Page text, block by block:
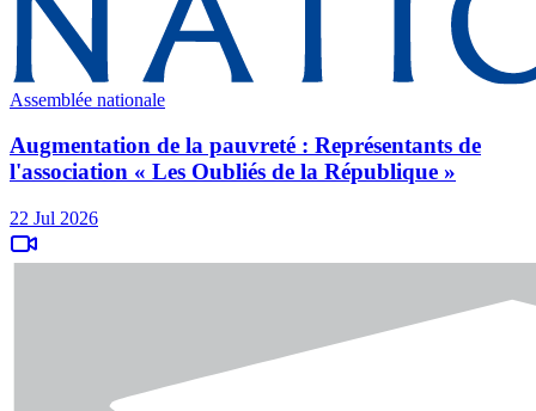
Assemblée nationale
Augmentation de la pauvreté : Représentants de
l'association « Les Oubliés de la République »
22 Jul 2026